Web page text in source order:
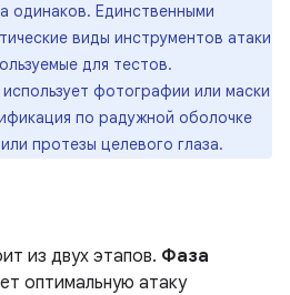
одинаков. Единственными
виды инструментов атаки
для тестов.
фотографии или маски
по радужной оболочке
протезы целевого глаза.
из двух этапов. Фаза
оптимальную атаку